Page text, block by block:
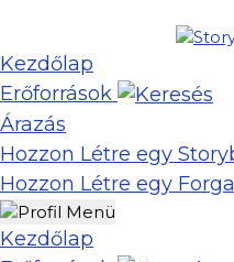
Kezdőlap
Erőforrások
Árazás
Hozzon Létre egy
Hozzon Létre egy
Kezdőlap